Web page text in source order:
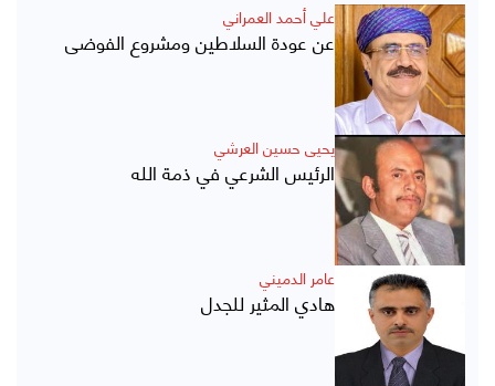
علي أحمد العمراني
عن عودة السلاطين ومشروع الفوضى
يحيى حسين العرشي
الرئيس الشرعي في ذمة الله
عامر الدميني
هادي المثير للجدل